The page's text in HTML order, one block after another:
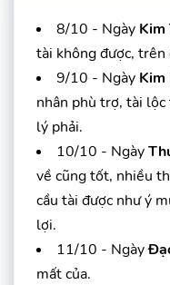
8/10 - Ngày Kim
tài không được,
9/10 - Ngày Kim
nhân phù trợ, tài
lý phải.
10/10 - Ngày
về cũng tốt, nhiều
cầu tài được như ý
lợi.
11/10 - Ngày
mất của.